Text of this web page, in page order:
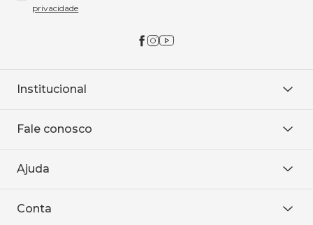
privacidade
Institucional
Onde encontrar
Baixe o APP
Fale conosco
WhatsApp
Ajuda
Política de entrega
Conta